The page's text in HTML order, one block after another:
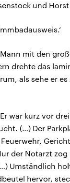
und
mit den
drehte das
als sehe er
Er war kurz vor
(…) Der
der Notarzt
Umständlich
hervor,